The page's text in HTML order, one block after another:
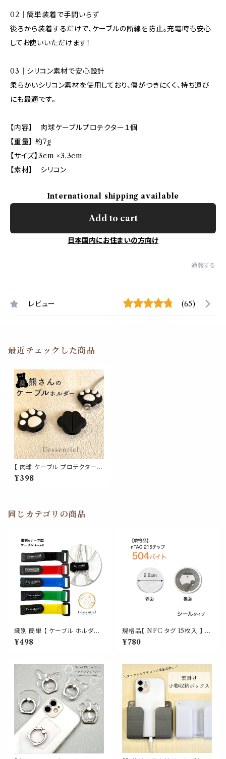
02｜簡単装着で手間いらず
後ろから装着するだけで、ケーブルの断線を防止。充電時も安心
してお使いいただけます！
03｜シリコン素材で安心設計
柔らかいシリコン素材を使用しており、傷がつきにくく、持ち運び
にも最適です。
【内容】 肉球ケーブルプロテクター１個
【重量】 約7g
【サイズ】3cm ×3.3cm
【素材】 シリコン
International shipping available
Add to cart
日本国内にお住まいの方向け
通報する
レビュー (65)
最近チェックした商品
【 肉球 ケーブル プロテクター 】
1個 黒 熊 クマ ブラック ベアー
白 クリップ 保護 カバー 断線 防
¥398
同じカテゴリの商品
識別 簡単 【 ケーブル ホルダー
】 結束 バンド 5色 セット 整理
コード 束ねる マジック テープ
¥498
規格品【 NFC タグ 15枚入 】 N
TAG215 シール 504バイト 直
径25mm スマートフォン iphon
ショップ 名刺
¥780